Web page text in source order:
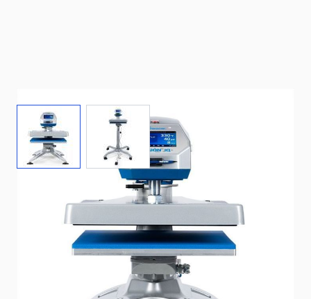
View larger imageView larger image
Mit der Hotronix® Air Fusion IQ® wird Textildruck
beinahe mühelos.
Diese pneumatische Transferpresse wird gemeinsam
mit einem Kompressor betrieben und erlaubt dir, mit
100%iger Präzision zu drucken.